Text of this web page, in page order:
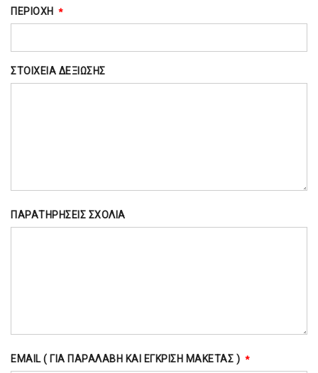
ΠΕΡΙΟΧΗ
ΣΤΟΙΧΕΙΑ ΔΕΞΙΩΣΗΣ
ΠΑΡΑΤΗΡΗΣΕΙΣ ΣΧΟΛΙΑ
EMAIL ( ΓΙΑ ΠΑΡΑΛΑΒΉ ΚΑΙ ΈΓΚΡΙΣΗ ΜΑΚΈΤΑΣ )